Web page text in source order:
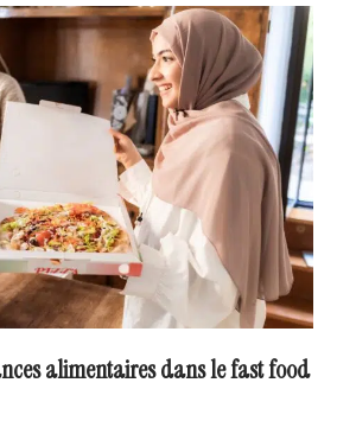
alimentaires dans le fast food